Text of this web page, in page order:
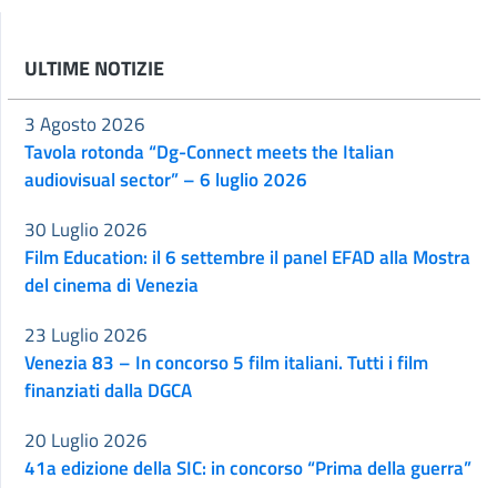
ULTIME NOTIZIE
Tavola rotonda “Dg-Connect meets the Italian
audiovisual sector” – 6 luglio 2026
3 Agosto 2026
Film Education: il 6 settembre il panel EFAD alla Mostra
del cinema di Venezia
30 Luglio 2026
Venezia 83 – In concorso 5 film italiani. Tutti i film
finanziati dalla DGCA
23 Luglio 2026
41a edizione della SIC: in concorso “Prima della guerra”
20 Luglio 2026